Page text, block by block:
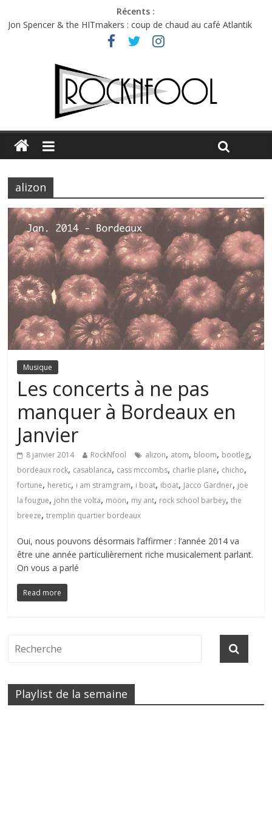
Récents :
Jon Spencer & the HITmakers : coup de chaud au café Atlantik
Hellfest 2026 vendredi : température et émotions en hausse
Hellfest 2026 jeudi : impossible de choisir entre chaleur et bonne
Première édition du Midgard Festival : entre bière, métal et
Charlie Puth à l’Olympia : la leçon de pop du Professeur Puth
alizon
Musique
Les concerts à ne pas
manquer à Bordeaux en
Janvier
8 janvier 2014 RockNfool alizon, atom, bloom, bootleg,
bordeaux rock, casablanca, cass mccombs, charlie plane, chicho,
fortune, heretic, i am stramgram, i boat, iboat, Jacco Gardner, joe
la fougue, john the volta, moon, my ant, rock school barbey,the
breeze,tremplin quartier bordeaux
Oui, nous pouvons désormais l’affirmer : l’année 2014 va
être une année particulièrement riche musicalement parlant.
On vous a parlé
Read more
Playlist de la semaine